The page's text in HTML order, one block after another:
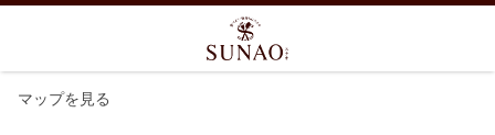
マップを見る